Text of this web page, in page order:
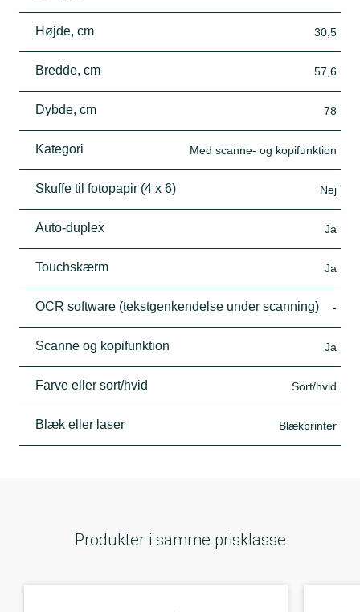
Højde, cm 30,5
Bredde, cm 57,6
Dybde, cm 78
Kategori Med scanne- og kopifunktion
Skuffe til fotopapir (4 x 6) Nej
Auto-duplex Ja
Touchskærm Ja
OCR software (tekstgenkendelse under scanning) -
Scanne og kopifunktion Ja
Farve eller sort/hvid Sort/hvid
Blæk eller laser Blækprinter
Produkter i samme prisklasse